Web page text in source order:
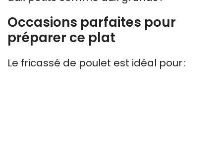
Occasions parfaites pour
préparer ce plat
Le fricassé de poulet est idéal pour :